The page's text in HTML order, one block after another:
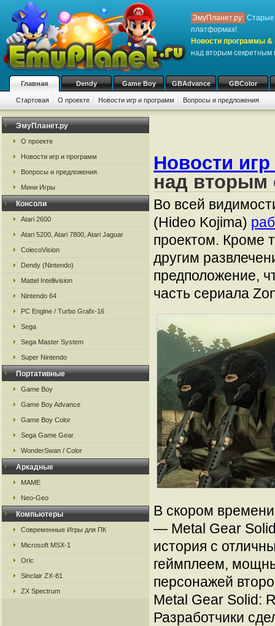
ЭмуПланет.ру: Старые
платформах!
Новости программы &
над вторым секретным
Главная Dendy Game Boy GBAdvance GBColor
Стартовая О проекте Новости игр и программ Вопросы и предложения
ЭмуПланет.ру
О проекте
Новости игр и программ
Вопросы и предложения
Мини Игры
Консоли
Atari 2600
Atari 5200, Atari 7800, Atari Jaguar
ColecoVision
Dendy (Nintendo)
Mattel Intellivision
Nintendo 64
PC Engine / Turbo Grafx-16
Sega
Sega Master System
Super Nintendo
Портативные
Game Boy
Game Boy Advance
Game Boy Color
Sega Game Gear
WonderSwan / Color
Аркадные
MAME
Neo-Geo
Компьютеры
Современные Игры для ПК
Microsoft MSX-1
Oric
Sinclair ZX-81
ZX Spectrum
Новости
над вторым
Во всей
(Hideo Kojima)
проектом. Кроме
другим
предположение,
часть сериала
В скором
— Metal Gear
история с
геймплеем,
персонажей
Metal Gear Solid:
Разработчики